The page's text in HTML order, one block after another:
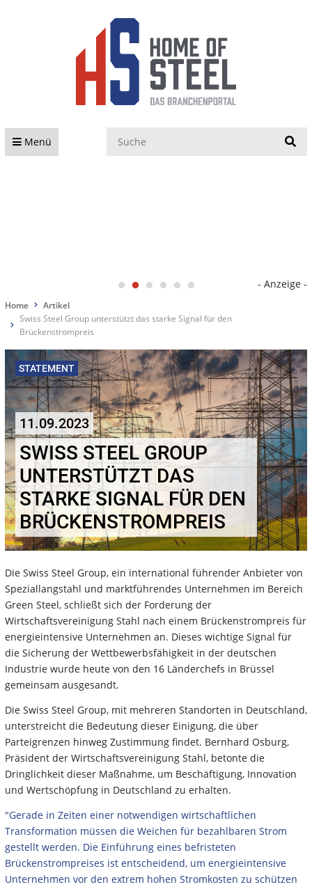
Menü
- Anzeige -
Home
Artikel
Swiss Steel Group unterstützt das starke Signal für den
Brückenstrompreis
STATEMENT
11.09.2023
SWISS STEEL GROUP
UNTERSTÜTZT DAS
STARKE SIGNAL FÜR DEN
BRÜCKENSTROMPREIS
Die Swiss Steel Group, ein international führender Anbieter von
Speziallangstahl und marktführendes Unternehmen im Bereich
Green Steel, schließt sich der Forderung der
Wirtschaftsvereinigung Stahl nach einem Brückenstrompreis für
energieintensive Unternehmen an. Dieses wichtige Signal für
die Sicherung der Wettbewerbsfähigkeit in der deutschen
Industrie wurde heute von den 16 Länderchefs in Brüssel
gemeinsam ausgesandt.
Die Swiss Steel Group, mit mehreren Standorten in Deutschland,
unterstreicht die Bedeutung dieser Einigung, die über
Parteigrenzen hinweg Zustimmung findet. Bernhard Osburg,
Präsident der Wirtschaftsvereinigung Stahl, betonte die
Dringlichkeit dieser Maßnahme, um Beschäftigung, Innovation
und Wertschöpfung in Deutschland zu erhalten.
"Gerade in Zeiten einer notwendigen wirtschaftlichen
Transformation müssen die Weichen für bezahlbaren Strom
gestellt werden. Die Einführung eines befristeten
Brückenstrompreises ist entscheidend, um energieintensive
Unternehmen vor den extrem hohen Stromkosten zu schützen